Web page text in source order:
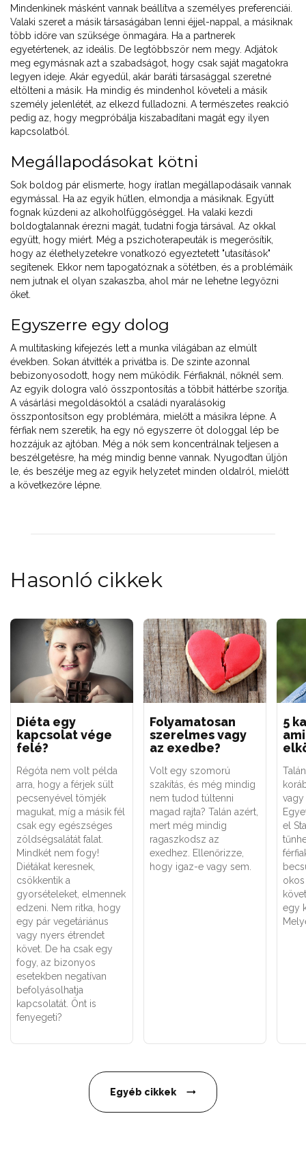
Mindenkinek másként vannak beállítva a személyes preferenciái.
Valaki szeret a másik társaságában lenni éjjel-nappal, a másiknak
több időre van szüksége önmagára. Ha a partnerek
egyetértenek, az ideális. De legtöbbször nem megy. Adjátok
meg egymásnak azt a szabadságot, hogy csak saját magatokra
legyen ideje. Akár egyedül, akár baráti társasággal szeretné
eltölteni a másik. Ha mindig és mindenhol követeli a másik
személy jelenlétét, az elkezd fulladozni. A természetes reakció
pedig az, hogy megpróbálja kiszabadítani magát egy ilyen
kapcsolatból.
Megállapodásokat kötni
Sok boldog pár elismerte, hogy íratlan megállapodásaik vannak
egymással. Ha az egyik hűtlen, elmondja a másiknak. Együtt
fognak küzdeni az alkoholfüggőséggel. Ha valaki kezdi
boldogtalannak érezni magát, tudatni fogja társával. Az okkal
együtt, hogy miért. Még a pszichoterapeuták is megerősítik,
hogy az élethelyzetekre vonatkozó egyeztetett "utasítások"
segítenek. Ekkor nem tapogatóznak a sötétben, és a problémáik
nem jutnak el olyan szakaszba, ahol már ne lehetne legyőzni
őket.
Egyszerre egy dolog
A multitasking kifejezés lett a munka világában az elmúlt
években. Sokan átvitték a privátba is. De szinte azonnal
bebizonyosodott, hogy nem működik. Férfiaknál, nőknél sem.
Az egyik dologra való összpontosítás a többit háttérbe szorítja.
A vásárlási megoldásoktól a családi nyaralásokig
összpontosítson egy problémára, mielőtt a másikra lépne. A
férfiak nem szeretik, ha egy nő egyszerre öt dologgal lép be
hozzájuk az ajtóban. Még a nők sem koncentrálnak teljesen a
beszélgetésre, ha még mindig benne vannak. Nyugodtan üljön
le, és beszélje meg az egyik helyzetet minden oldalról, mielőtt
a következőre lépne.
Hasonló cikkek
Diéta egy
kapcsolat vége
felé?
Régóta nem volt példa
arra, hogy a férjek sült
pecsenyével tömjék
magukat, míg a másik fél
csak egy egészséges
zöldségsalátát falat.
Mindkét nem fogy!
Diétákat keresnek,
csökkentik a
gyorsételeket, elmennek
edzeni. Nem ritka, hogy
egy pár vegetáriánus
vagy nyers étrendet
követ. De ha csak egy
fogy, az bizonyos
esetekben negatívan
befolyásolhatja
kapcsolatát. Önt is
fenyegeti?
Folyamatosan
szerelmes vagy
az exedbe?
Volt egy szomorú
szakítás, és még mindig
nem tudod túltenni
magad rajta? Talán azért,
mert még mindig
ragaszkodsz az
exedhez. Ellenőrizze,
hogy igaz-e vagy sem.
5
vagy
el
egy
Egyéb cikkek